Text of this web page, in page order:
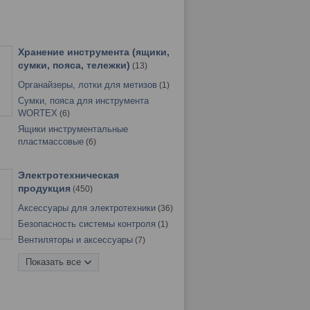
Посуда для питья
Спорт, развлечения, отдых
Средства для борьбы с
вредителями
Столовая посуда
Товары для бани 19
Товары для туризма
Товары для уборки 95
Хранение инструмента (ящики,
сумки, пояса, тележки)
13
Органайзеры, лотки для метизов 1
Сумки, пояса для инструмента
WORTEX 6
Ящики инструментальные
пластмассовые 6
Электротехническая
продукция 450
Аксессуары для электротехники 36
Безопасность системы контроля 1
Вентиляторы и аксессуары 7
Инструменты электрика
Показать все